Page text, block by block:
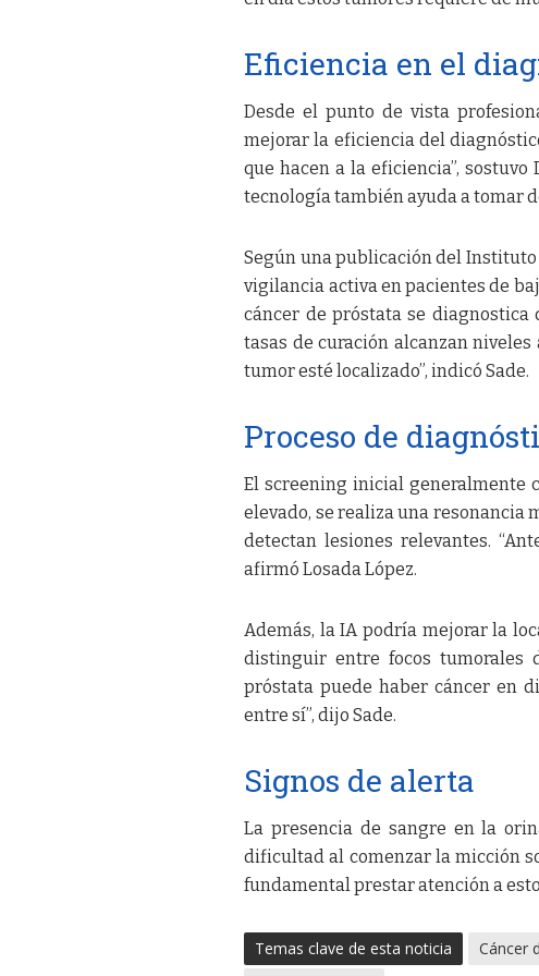
Eficiencia en el
Desde el punto de vista
mejorar la eficiencia del
que hacen a la eficiencia”,
tecnología también ayuda a tomar
Según una publicación del Instituto
vigilancia activa en pacientes de
cáncer de próstata se
tasas de curación alcanzan
tumor esté localizado”, indicó Sade.
Proceso de
El screening inicial generalmente
elevado, se realiza una
detectan lesiones relevantes.
afirmó Losada López.
Además, la IA podría mejorar la
distinguir entre focos tumorales
próstata puede haber cáncer en
entre sí”, dijo Sade.
Signos de alerta
La presencia de sangre en la
dificultad al comenzar la micción
fundamental prestar atención a
Temas clave de esta noticia Cáncer